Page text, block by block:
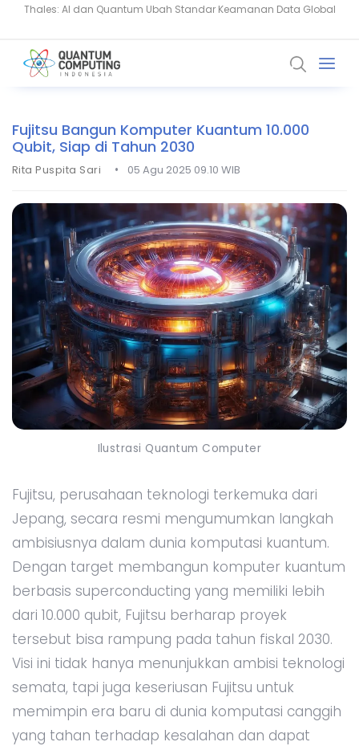
EY Bangun Komputer Kuantum On-Site untuk Percepat Inovasi AI
Fujitsu Bangun Komputer Kuantum 10.000
Qubit, Siap di Tahun 2030
Rita Puspita Sari • 05 Agu 2025 09.10 WIB
Ilustrasi Quantum Computer
Fujitsu, perusahaan teknologi terkemuka dari
Jepang, secara resmi mengumumkan langkah
ambisiusnya dalam dunia komputasi kuantum.
Dengan target membangun komputer kuantum
berbasis superconducting yang memiliki lebih
dari 10.000 qubit, Fujitsu berharap proyek
tersebut bisa rampung pada tahun fiskal 2030.
Visi ini tidak hanya menunjukkan ambisi teknologi
semata, tapi juga keseriusan Fujitsu untuk
memimpin era baru di dunia komputasi canggih
yang tahan terhadap kesalahan dan dapat